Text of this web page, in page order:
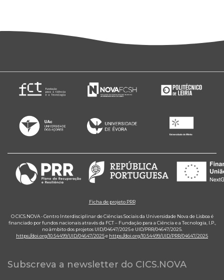
Ficha de projeto PRR
O CICS.NOVA - Centro Interdisciplinar de Ciências Sociais da Universidade Nova de Lisboa é
financiado por fundos nacionais através da FCT – Fundação para a Ciência e a Tecnologia, I.P.,
no âmbito dos projetos UID/04647/2025 e UID/PRR/04647/2025.
https://doi.org/10.54499/UID/04647/2025e https://doi.org/10.54499/UID/PRR/04647/2025
Subscreva a newsletter do CICS.NOVA